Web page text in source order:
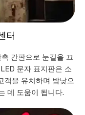
터
간판으로 눈길을 끄
문자 표지판은 소
객을 유치하며 밤낮으
데 도움이 됩니다.